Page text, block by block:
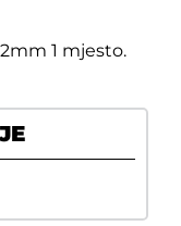
1 mjesto.